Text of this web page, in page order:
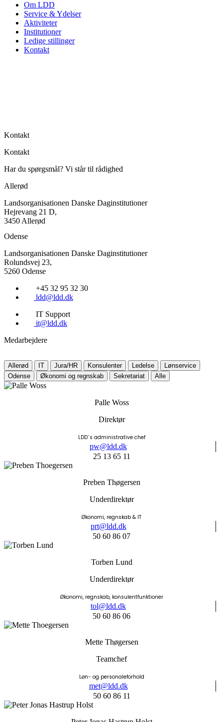
Om LDD
Service & Ydelser
Aktiviteter
Institutioner
Ledige stillinger
Kontakt
Kontakt
Kontakt
Har du spørgsmål? Vi står til rådighed
Allerød
Landsorganisationen Danske Daginstitutioner
Hejrevang 21 D,
3450 Allerød
Odense
Landsorganisationen Danske Daginstitutioner
Rolundsvej 23,
5260 Odense
+45 32 95 32 30
ldd@ldd.dk
IT Support
it@ldd.dk
Medarbejdere
Allerød IT Jura/HR Konsulenter Ledelse
Lønservice
Odense
Økonomi og regnskab Sekretariat Alle
Palle Woss
Direktør
LDD´s administrative chef
pw@ldd.dk
25 13 65 11
Preben Thøgersen
Underdirektør
Økonomi, regnskab & IT
prt@ldd.dk
50 60 86 07
Torben Lund
Underdirektør
Økonomi, regnskab, konsulentfunktioner
tol@ldd.dk
50 60 86 06
Mette Thøgersen
Teamchef
Løn- og personaleforhold
met@ldd.dk
50 60 86 11